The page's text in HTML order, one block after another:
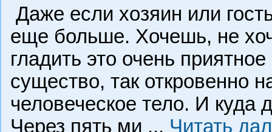
Даже если хозяин или
еще больше. Хочешь, не
гладить это очень
существо, так откровенно
человеческое тело. И куда
Через пять ми ... Читать